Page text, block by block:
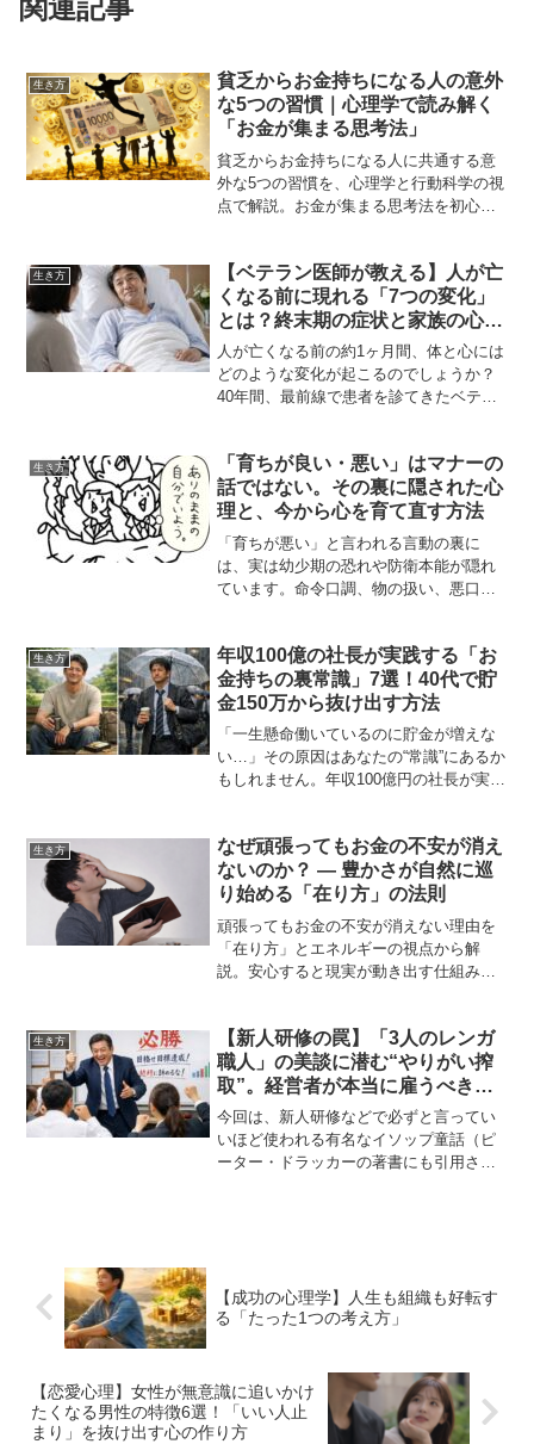
関連記事
生き方
貧乏からお金持ちになる人の意外
な5つの習慣｜心理学で読み解く
「お金が集まる思考法」
貧乏からお金持ちになる人に共通する意
外な5つの習慣を、心理学と行動科学の視
点で解説。お金が集まる思考法を初心者
生き方
【ベテラン医師が教える】人が亡
くなる前に現れる「7つの変化」
とは？終末期の症状と家族の心構
え
人が亡くなる前の約1ヶ月間、体と心には
どのような変化が起こるのでしょうか？
40年間、最前線で患者を診てきたベテラ
ミナル期）の症状や、家族が知っておく
べき心構えを専門的かつ分かりやすく解
説します。看取りに不安を抱える方の心
が軽くなる、大切な人を守るための知識
です。
生き方
「育ちが良い・悪い」はマナーの
話ではない。その裏に隠された心
理と、今から心を育て直す方法
「育ちが悪い」と言われる言動の裏に
は、実は幼少期の恐れや防衛本能が隠れ
ています。命令口調、物の扱い、悪口…
身の「育ち」を温かく育て直すヒントを
解説します。
生き方
年収100億の社長が実践する「お
金持ちの裏常識」7選！40代で貯
金150万から抜け出す方法
「一生懸命働いているのに貯金が増えな
い…」その原因はあなたの“常識”にあるか
もしれません。年収100億円の社長が実践
償やテイカー対策など、今日からできる
資産形成のヒントを分かりやすく解説し
ます。
生き方
なぜ頑張ってもお金の不安が消え
ないのか？ ― 豊かさが自然に巡
り始める「在り方」の法則
頑張ってもお金の不安が消えない理由を
「在り方」とエネルギーの視点から解
説。安心すると現実が動き出す仕組み
生き方
【新人研修の罠】「3人のレンガ
職人」の美談に潜む“やりがい搾
取”。経営者が本当に雇うべきは
「怠け者」だった！？
今回は、新人研修などで必ずと言ってい
いほど使われる有名なイソップ童話（ピ
ーター・ドラッカーの著書にも引用され
【成功の心理学】人生も組織も好転す
る「たった1つの考え方」
【恋愛心理】女性が無意識に追いかけ
たくなる男性の特徴6選！「いい人止
まり」を抜け出す心の作り方